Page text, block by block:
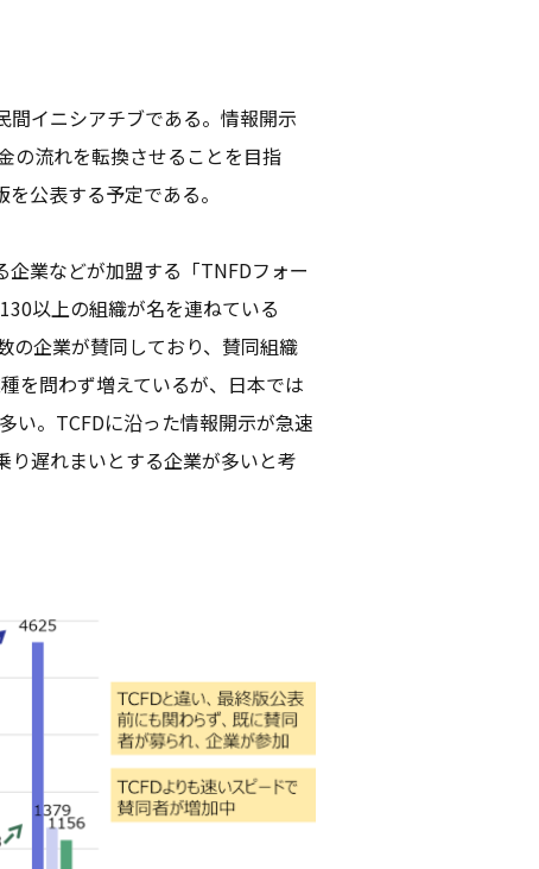
イニシアチブである。情報開示
の流れを転換させることを目指
公表する予定である。
業などが加盟する「TNFDフォー
以上の組織が名を連ねている
の企業が賛同しており、賛同組織
を問わず増えているが、日本では
い。TCFDに沿った情報開示が急速
り遅れまいとする企業が多いと考